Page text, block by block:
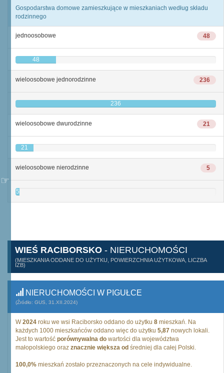
Gospodarstwa domowe zamieszkujące w mieszkaniach według składu
rodzinnego
48
jednoosobowe
48
236
wieloosobowe jednorodzinne
236
21
wieloosobowe dwurodzinne
21
5
wieloosobowe nierodzinne
5
WIEŚ RACIBORSKO - NIERUCHOMOŚCI
(MIESZKANIA ODDANE DO UŻYTKU, POWIERZCHNIA UŻYTKOWA, LICZBA
IZB)
NIERUCHOMOŚCI W PIGUŁCE
(Źródło: GUS, 31.XII.2024)
W2024 roku we wsi Raciborsko oddano do użytku 8 mieszkań. Na
każdych 1000 mieszkańców oddano więc do użytku 5,87 nowych lokali.
Jest to wartość porównywalna do wartości dla województwa
małopolskiego oraz znacznie większa od średniej dla całej Polski.
100,0% mieszkań zostało przeznaczonych na cele indywidualne.